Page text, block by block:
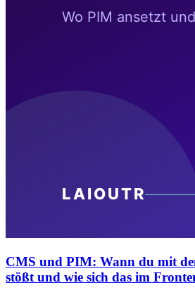
CMS und PIM: Wann du mit
stößt und wie sich das im